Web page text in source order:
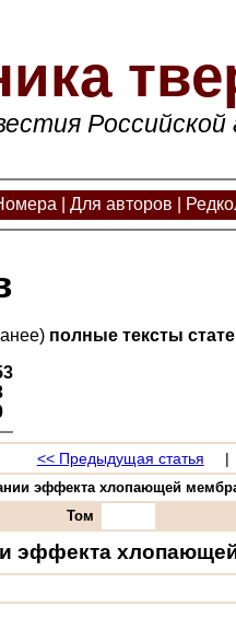
Российской
Для авторов
полные тексты
<< Предыдущая статья |
эффекта хлопающей
Том
эффекта